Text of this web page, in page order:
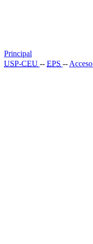
Principal
USP-CEU -- EPS -- Acceso